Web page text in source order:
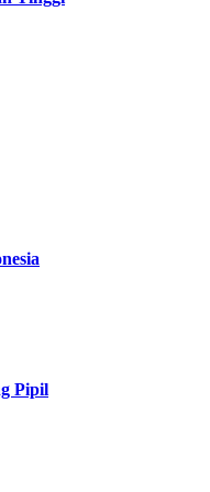
Pipil